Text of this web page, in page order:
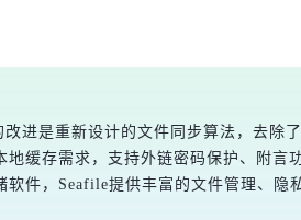
进是重新设计的文件同步算法，去除
地缓存需求，支持外链密码保护、附
软件，Seafile提供丰富的文件管理、